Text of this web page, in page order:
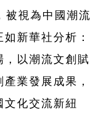
被視為中國潮流
新華社分析：
，以潮流文創賦
業發展成果，
化交流新紐